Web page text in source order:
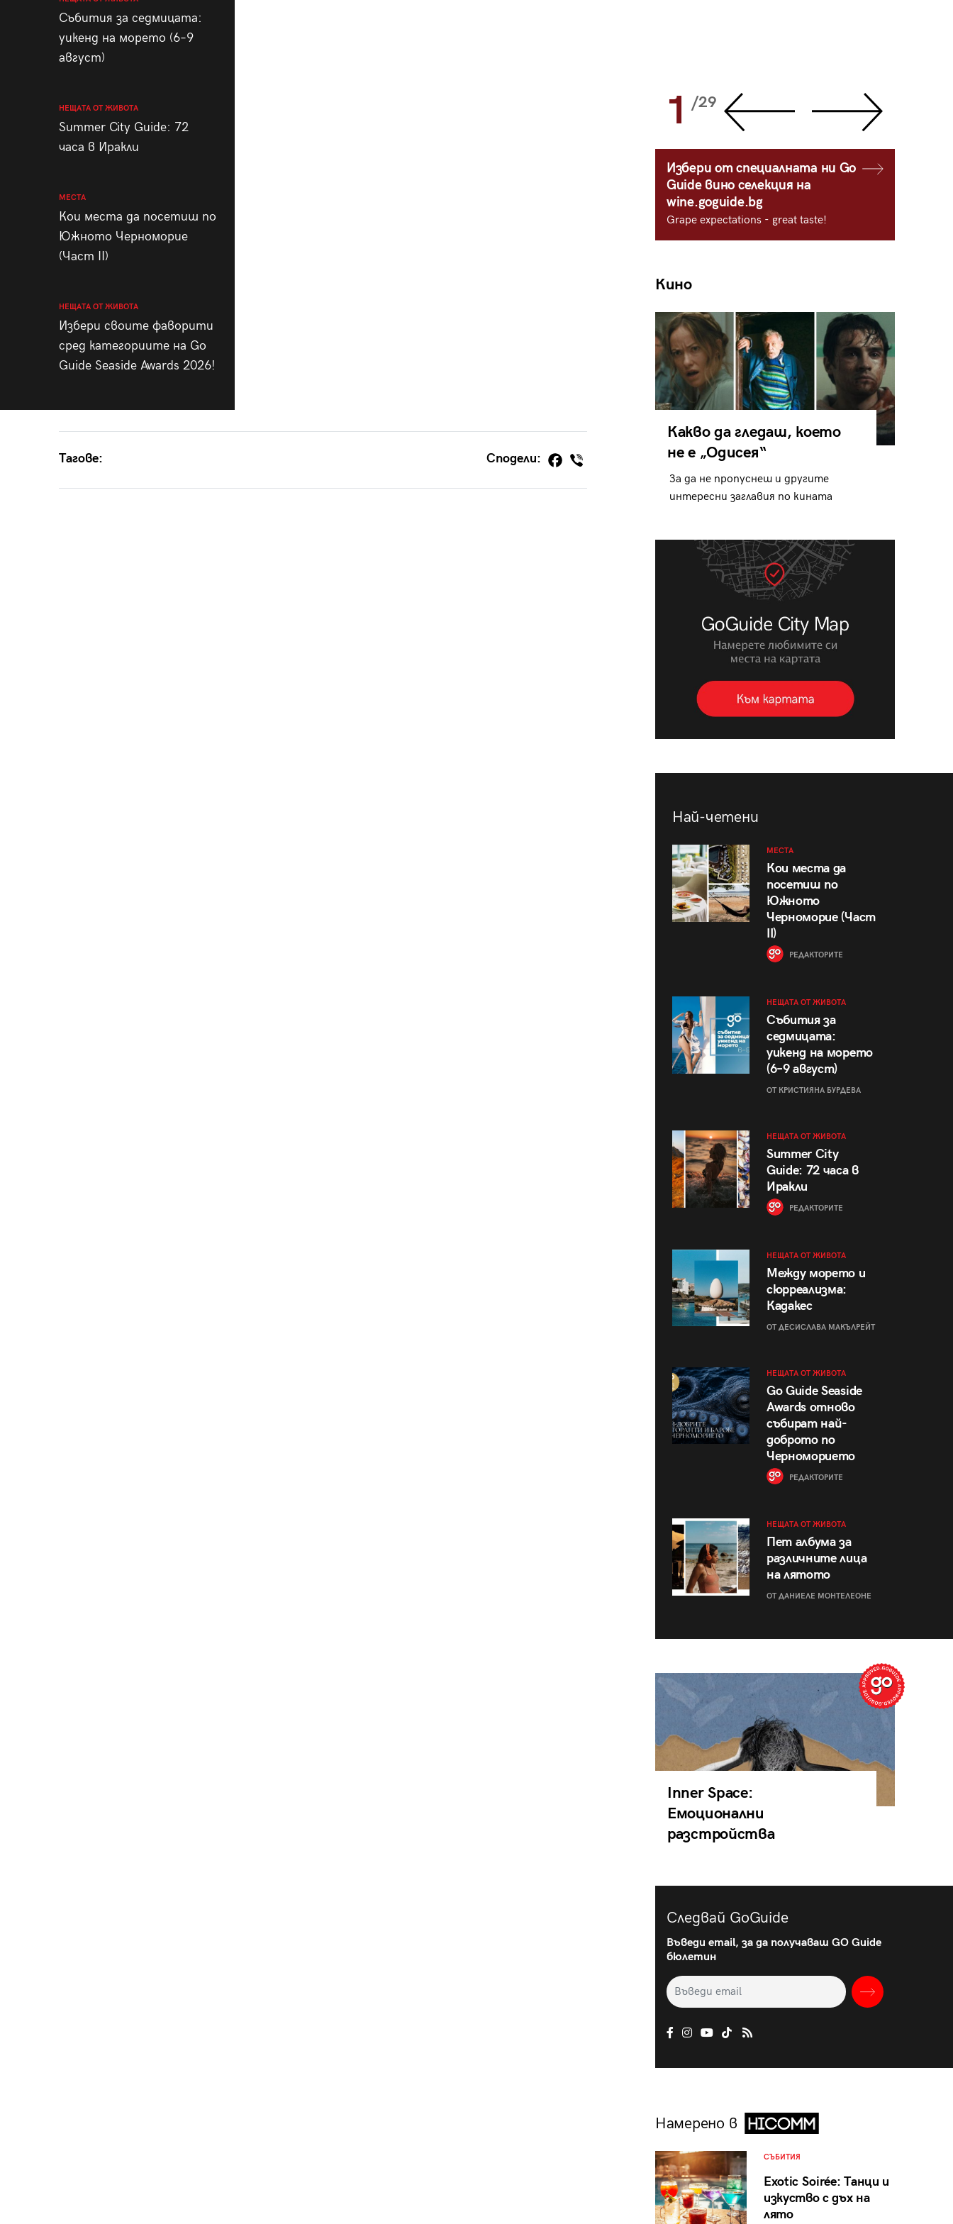
Събития за седмицата:
уикенд на морето (6–9
август)
НЕЩАТА ОТ ЖИВОТА
Summer City Guide: 72
часа в Иракли
МЕСТА
Кои места да посетиш по
Южното Черноморие
(Част II)
НЕЩАТА ОТ ЖИВОТА
Избери своите фаворити
сред категориите на Go
Guide Seaside Awards 2026!
Тагове: Сподели:
28 1 /29
Избери от специалната ни Go
Guide вино селекция на
wine.goguide.bg
Grape expectations - great taste!
Кино
Какво да гледаш, което
не е „Одисея“
За да не пропуснеш и другите
интересни заглавия по кината
Най-четени
МЕСТА
Кои места да
посетиш по
Южното
Черноморие (Част
II)
РЕДАКТОРИТЕ
НЕЩАТА ОТ ЖИВОТА
Събития за
седмицата:
уикенд на морето
(6–9 август)
ОТ КРИСТИЯНА БУРДЕВА
НЕЩАТА ОТ ЖИВОТА
Summer City
Guide: 72 часа в
Иракли
РЕДАКТОРИТЕ
НЕЩАТА ОТ ЖИВОТА
Между морето и
сюрреализма:
Кадакес
ОТ ДЕСИСЛАВА МАКЪЛРЕЙТ
НЕЩАТА ОТ ЖИВОТА
Go Guide Seaside
Awards отново
събират най-
доброто по
Черноморието
РЕДАКТОРИТЕ
НЕЩАТА ОТ ЖИВОТА
Пет албума за
различните лица
на лятото
ОТ ДАНИЕЛЕ МОНТЕЛЕОНЕ
Inner Space:
Емоционални
разстройства
Следвай GoGuide
Въведи email, за да получаваш GO Guide
бюлетин
Намерено в
СЪБИТИЯ
Exotic Soirée: Танци и
изкуство с дъх на
лято